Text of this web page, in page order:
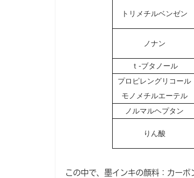
トリメチルベンゼン
ノナン
ｔ -ブタノール
プロピレングリコール
モノメチルエーテル
ノルマルヘプタン
りん酸
この中で、墨インキの顔料：カー